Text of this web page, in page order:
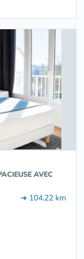
AVEC
➔ 104.22 km